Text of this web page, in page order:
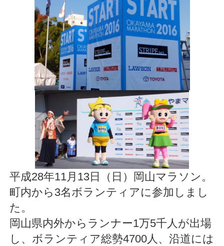
平成28年11月13日（日）岡山マラソン。
町内から3名ボランティアに参加しまし
た。
岡山県内外からランナー1万5千人が出場
し、ボランティア総勢4700人、沿道には